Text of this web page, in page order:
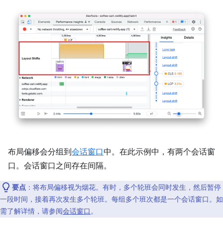
布局偏移会分组到会话窗口中。在此示例中，有两个会话窗
口。会话窗口之间存在间隔。
要点 ：将布局偏移视为烟花。有时，多个轮班会同时发生，然后暂停
一段时间，接着再次发生多个轮班。每组多个班次都是一个会话窗口。如
需了解详情，请参阅会话窗口。